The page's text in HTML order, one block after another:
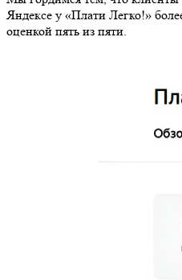
Яндексе у «Плати Легко!»
оценкой пять из пяти.